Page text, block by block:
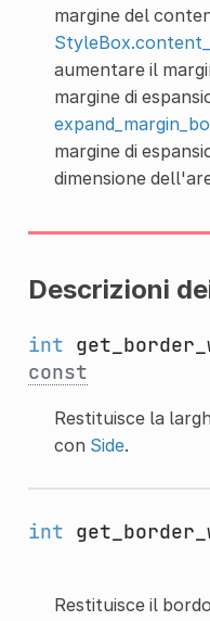
margine del
aumentare il
margine di
margine di
dimensione
Descrizioni
int
const
Restituisce la
con Side.
int
Restituisce il